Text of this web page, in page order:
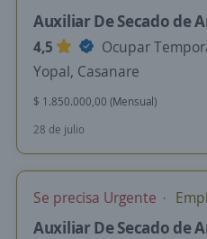
Auxiliar De Secado de
4,5
Ocupar
Yopal, Casanare
$ 1.850.000,00 (Mensual)
28 de julio
Se precisa Urgente
Auxiliar De Secado de